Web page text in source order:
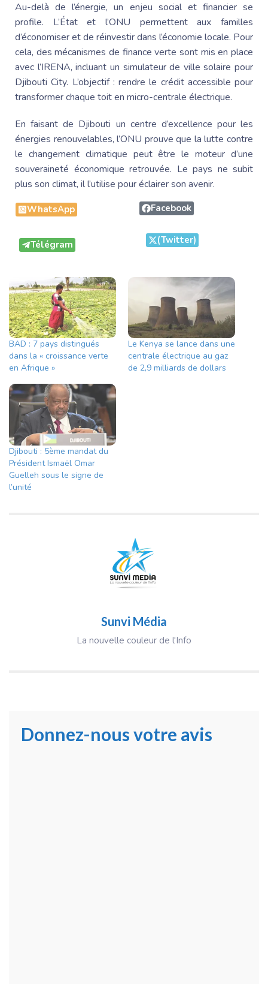
Au-delà de l’énergie, un enjeu social et financier se
profile. L’État et l’ONU permettent aux familles
d’économiser et de réinvestir dans l’économie locale. Pour
cela, des mécanismes de finance verte sont mis en place
avec l’IRENA, incluant un simulateur de ville solaire pour
Djibouti City. L’objectif : rendre le crédit accessible pour
transformer chaque toit en micro-centrale électrique.
En faisant de Djibouti un centre d’excellence pour les
énergies renouvelables, l’ONU prouve que la lutte contre
le changement climatique peut être le moteur d’une
souveraineté économique retrouvée. Le pays ne subit
plus son climat, il l’utilise pour éclairer son avenir.
WhatsApp Facebook
(Twitter)
Télégram
BAD : 7 pays distingués
dans la « croissance verte
en Afrique »
Le Kenya se lance dans une
centrale électrique au gaz
de 2,9 milliards de dollars
Djibouti : 5ème mandat du
Président Ismaël Omar
Guelleh sous le signe de
l’unité
Sunvi Média
La nouvelle couleur de l'Info
Donnez-nous votre avis